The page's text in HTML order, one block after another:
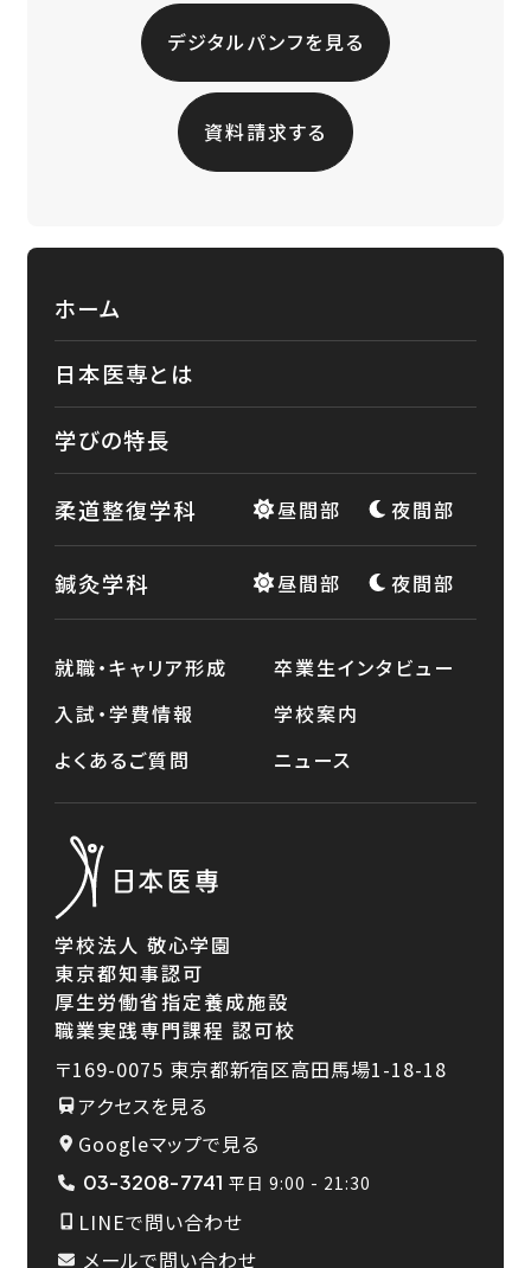
デジタルパンフを見る
資料請求する
学校法人 敬心学園
東京都知事認可
厚生労働省指定養成施設
職業実践専門課程 認可校
〒169-0075 東京都新宿区高田馬場1-18-18
アクセスを見る
Googleマップで見る
03-3208-7741 平日 9:00 - 21:30
LINEで問い合わせ
メールで問い合わせ
ホーム
日本医専とは
学びの特長
柔道整復学科 昼間部 夜間部
鍼灸学科 昼間部 夜間部
就職・キャリア形成
卒業生インタビュー
入試・学費情報
学校案内
よくあるご質問
ニュース